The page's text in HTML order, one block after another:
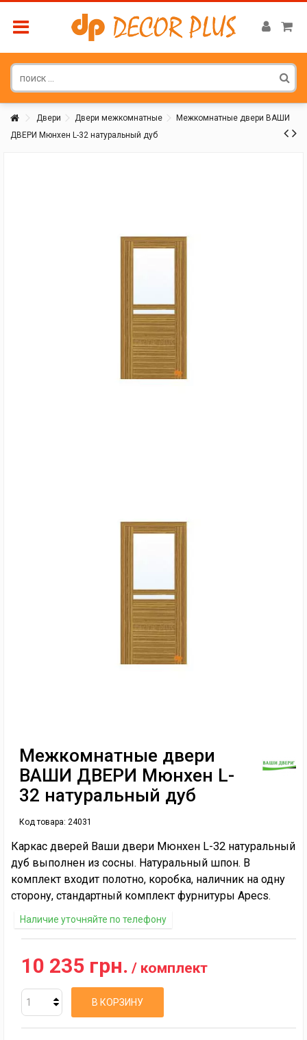
Двери Двери межкомнатные
Межкомнатные двери ВАШИ
ДВЕРИ Мюнхен L-32 натуральный дуб
Межкомнатные двери
ВАШИ ДВЕРИ Мюнхен L-
32 натуральный дуб
Код товара: 24031
Каркас дверей Ваши двери Мюнхен L-32 натуральный
дуб выполнен из сосны. Натуральный шпон. В
комплект входит полотно, коробка, наличник на одну
сторону, стандартный комплект фурнитуры Apecs.
Наличие уточняйте по телефону
10 235 грн. / комплект
В КОРЗИНУ